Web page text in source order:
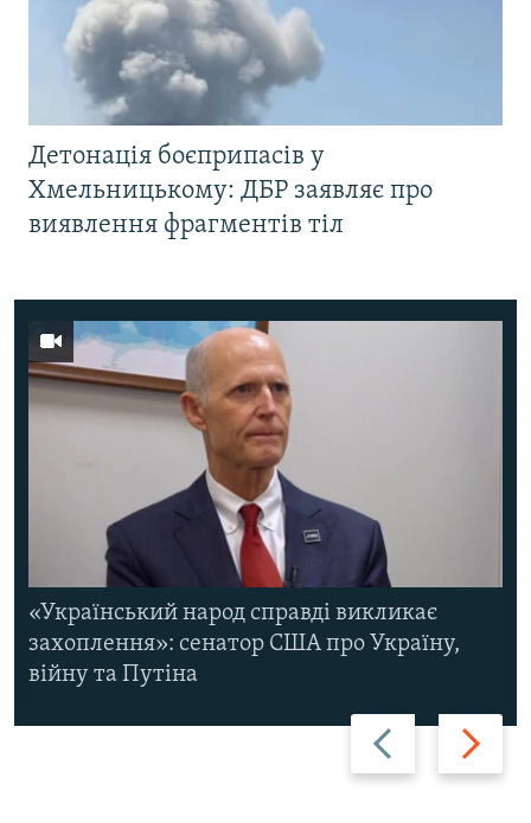
Детонація боєприпасів у
Хмельницькому: ДБР заявляє про
виявлення фрагментів тіл
Назад Вперед
«Український народ справді викликає
захоплення»: сенатор США про Україну,
війну та Путіна